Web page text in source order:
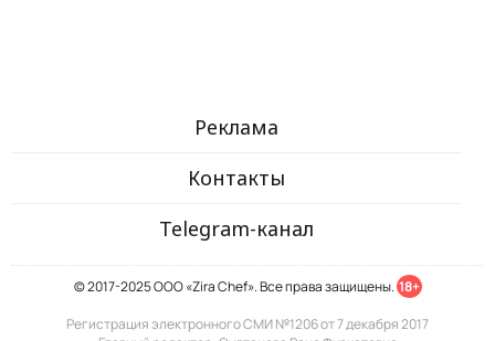
Реклама
Контакты
Telegram-канал
© 2017-2025 ООО «Zira Chef». Все права защищены. 18+
Регистрация электронного СМИ №1206 от 7 декабря 2017